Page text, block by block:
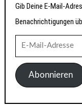
Gib Deine E-Mail-
Benachrichtigungen
Mail-
AdresseAbonnieren